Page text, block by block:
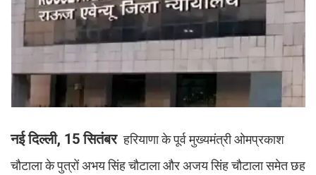
नई दिल्ली, 15 सितंबर हरियाणा के पूर्व मुख्यमंत्री ओमप्रकाश
चौटाला के पुत्रों अभय सिंह चौटाला और अजय सिंह चौटाला समेत छह